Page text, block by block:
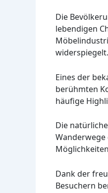
Die
lebendigen
widerspiegelt.
Eines der
berühmten
häufige
Die
Wanderwege
Dank der
Besuchern